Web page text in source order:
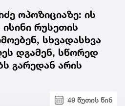
ოპოზიციაზე: ის
რუსეთის
სხვადასხვა
დგამენ, სწორედ
გარედან არის
49 წუთის წინ